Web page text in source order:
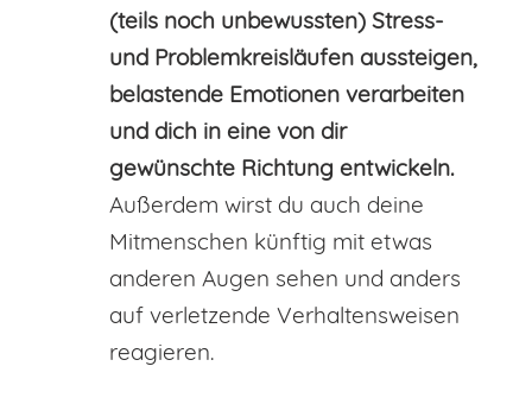
(teils noch unbewussten) Stress-
und Problemkreisläufen aussteigen,
belastende Emotionen verarbeiten
und dich in eine von dir
gewünschte Richtung entwickeln.
Außerdem wirst du auch deine
Mitmenschen künftig mit etwas
anderen Augen sehen und anders
auf verletzende Verhaltensweisen
reagieren.